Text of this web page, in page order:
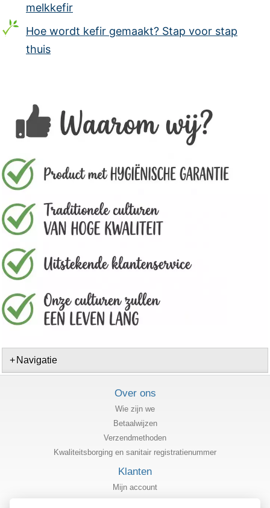
melkkefir
Hoe wordt kefir gemaakt? Stap voor stap
thuis
Navigatie
Over ons
Wie zijn we
Betaalwijzen
Verzendmethoden
Kwaliteitsborging en sanitair registratienummer
Klanten
Mijn account